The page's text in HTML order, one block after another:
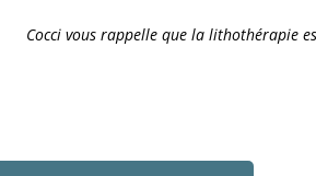
Cocci vous rappelle que la lithothérapie